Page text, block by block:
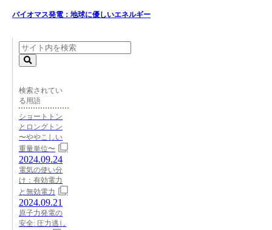
バイオマス発電：地球に優しいエネルギー
検索されてい
る用語
ショートトン
とロングトン
〜ややこしい
重量単位〜
2024.09.24
電気の使い分
け：有効電力
と無効電力
2024.09.21
原子力発電の
安全: 圧力逃し